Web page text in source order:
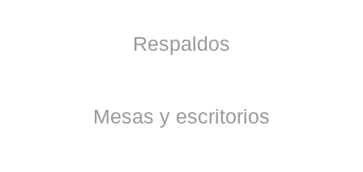
Respaldos
Mesas y escritorios